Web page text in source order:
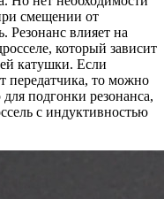
смещении от
Резонанс влияет на
который зависит
катушки. Если
передатчика, то можно
подгонки резонанса,
с индуктивностью